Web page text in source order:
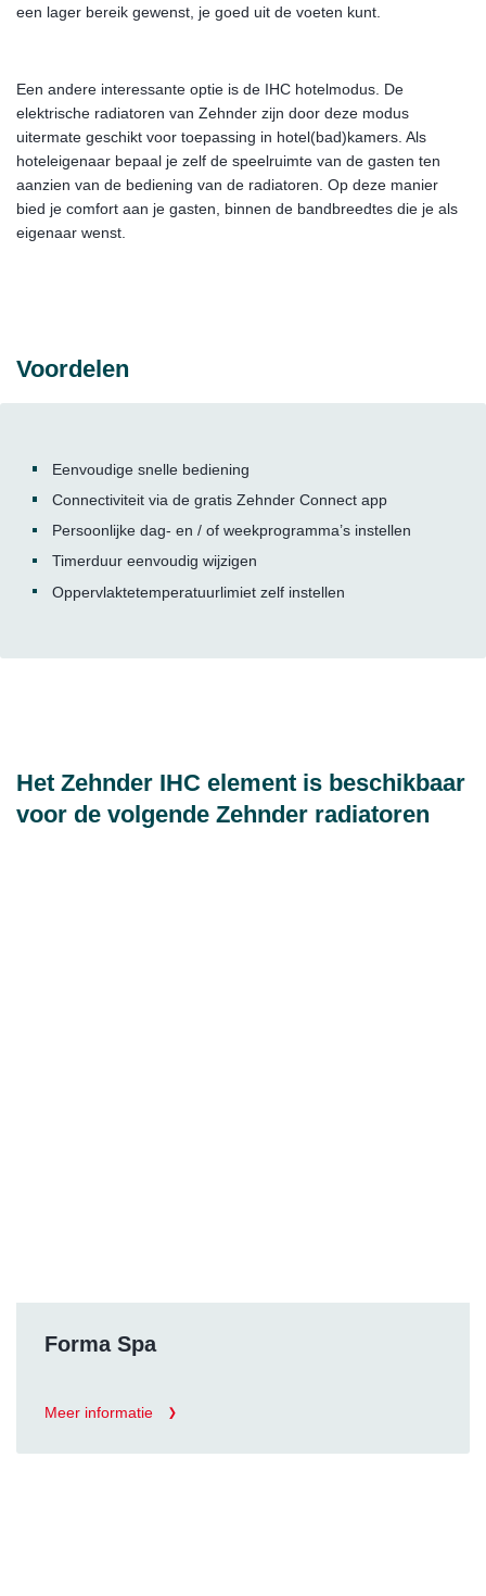
een lager bereik gewenst, je goed uit de voeten kunt.
Een andere interessante optie is de IHC hotelmodus. De
elektrische radiatoren van Zehnder zijn door deze modus
uitermate geschikt voor toepassing in hotel(bad)kamers. Als
hoteleigenaar bepaal je zelf de speelruimte van de gasten ten
aanzien van de bediening van de radiatoren. Op deze manier
bied je comfort aan je gasten, binnen de bandbreedtes die je als
eigenaar wenst.
Voordelen
Eenvoudige snelle bediening
Connectiviteit via de gratis Zehnder Connect app
Persoonlijke dag- en / of weekprogramma’s instellen
Timerduur eenvoudig wijzigen
Oppervlaktetemperatuurlimiet zelf instellen
Het Zehnder IHC element is beschikbaar
voor de volgende Zehnder radiatoren
Forma Spa
Meer informatie